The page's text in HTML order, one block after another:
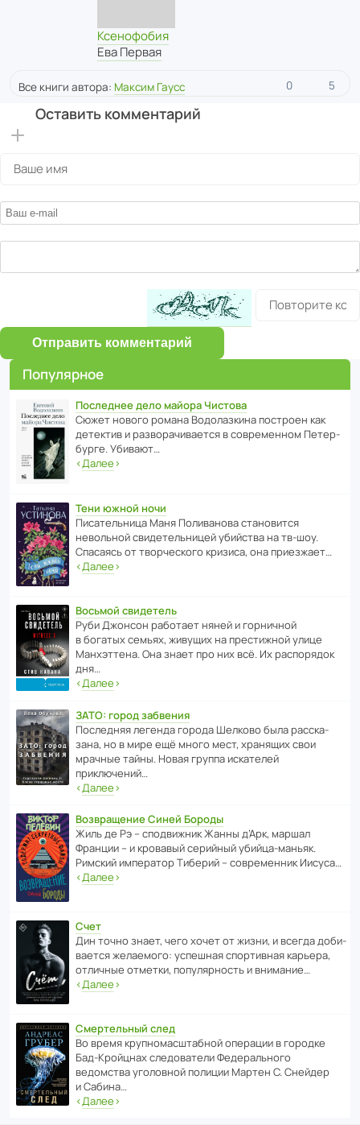
Ксенофобия
Ева Первая
Все книги автора: Максим Гаусс 0 5
Оставить комментарий
Отправить комментарий
Популярное
Последнее дело майора Чистова
Сюжет нового романа Водо­ла­з­кина пост­роен как
дете­ктив и разво­ра­чи­ва­ется в совре­менном Пете­р­
бурге. Убивают…
‹Далее›
Тени южной ночи
Писа­тель­ница Маня Поли­ва­нова стано­вится
невольной свиде­тель­ницей убийства на тв-шоу.
Спасаясь от твор­че­с­кого кризиса, она приезжает…
‹Далее›
Восьмой свидетель
Руби Джонсон рабо­тает няней и горни­чной
в богатых семьях, живущих на прес­ти­жной улице
Манх­эт­тена. Она знает про них всё. Их распо­рядок
дня…
‹Далее›
ЗАТО: город забвения
После­дняя легенда города Шелково была расска­
зана, но в мире ещё много мест, хранящих свои
мрачные тайны. Новая группа иска­телей
приключений…
‹Далее›
Возвращение Синей Бороды
Жиль де Рэ – спод­ви­жник Жанны д’Арк, маршал
Франции – и кровавый серийный убийца-маньяк.
Римский импе­ратор Тиберий – совре­менник Иисуса…
‹Далее›
Счет
Дин точно знает, чего хочет от жизни, и всегда доби­
ва­ется жела­е­мого: успе­шная спор­ти­вная карьера,
отли­чные отметки, попу­ля­р­ность и внимание…
‹Далее›
Смертельный след
Во время круп­но­мас­ш­та­бной операции в городке
Бад‑Крой­цнах следо­ва­тели Феде­раль­ного
ведомства уголо­вной полиции Мартен С. Снейдер
и Сабина…
‹Далее›